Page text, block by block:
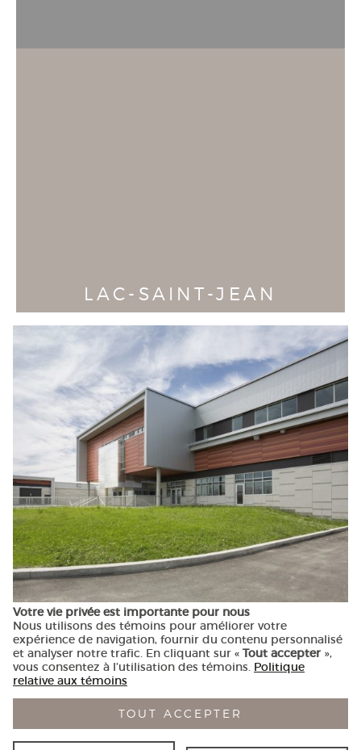
LAC-SAINT-JEAN
915, boul. Saint-Joseph bureau 202, Roberval
Canada
418-944-1390
© ARDOISES architecture — Conception
Votre vie privée est importante pour nous
Nous utilisons des témoins pour améliorer votre
expérience de navigation, fournir du contenu personnalisé
et analyser notre trafic. En cliquant sur « Tout accepter »,
vous consentez à l’utilisation des témoins. Politique
relative aux témoins
TOUT ACCEPTER